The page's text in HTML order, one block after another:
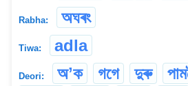
Rabha: অঘৰং
Tiwa: adla
Deori: অʼক গগে দুৰু